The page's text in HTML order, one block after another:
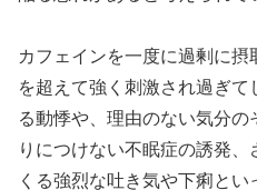
カフェインを一度に過剰に
を超えて強く刺激され過ぎ
る動悸や、理由のない気分
りにつけない不眠症の誘発
くる強烈な吐き気や下痢と